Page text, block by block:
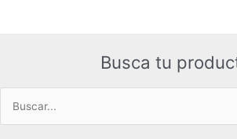
Busca tu
Buscar
por: